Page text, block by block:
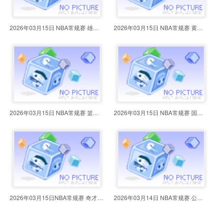
2026年03月15日 NBA常规赛 雄鹿vs 2026年03月15日 NBA常规赛 黄蜂vs
2026年03月15日 NBA常规赛 篮网vs7 2026年03月15日 NBA常规赛 国王vs
2026年03月15日NBA常规赛 奇才vs凯 2026年03月14日 NBA常规赛 公牛vs